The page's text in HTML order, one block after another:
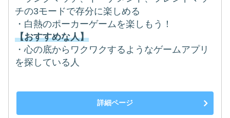
チの3モードで存分に楽しめる
・白熱のポーカーゲームを楽しもう！
【おすすめな人】
・心の底からワクワクするようなゲームアプリ
を探している人
詳細ページ